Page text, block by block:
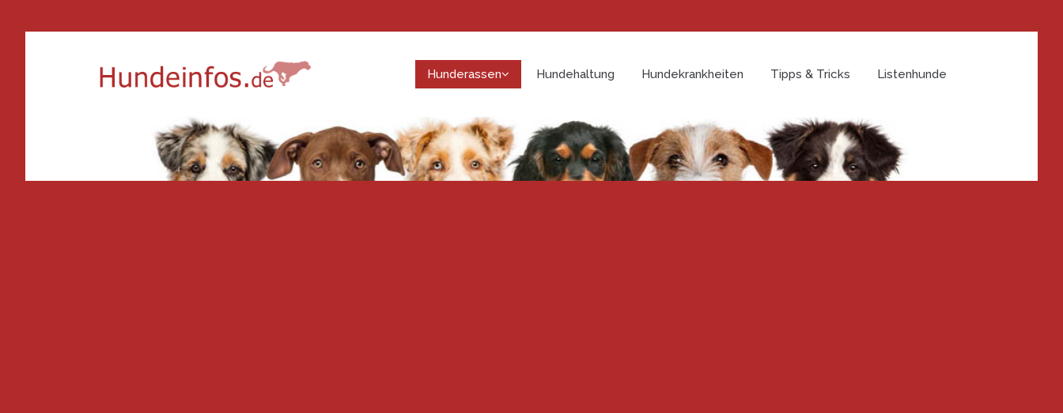
Hunderassen Hundehaltung Hundekrankheiten Tipps & Tricks Listenhunde